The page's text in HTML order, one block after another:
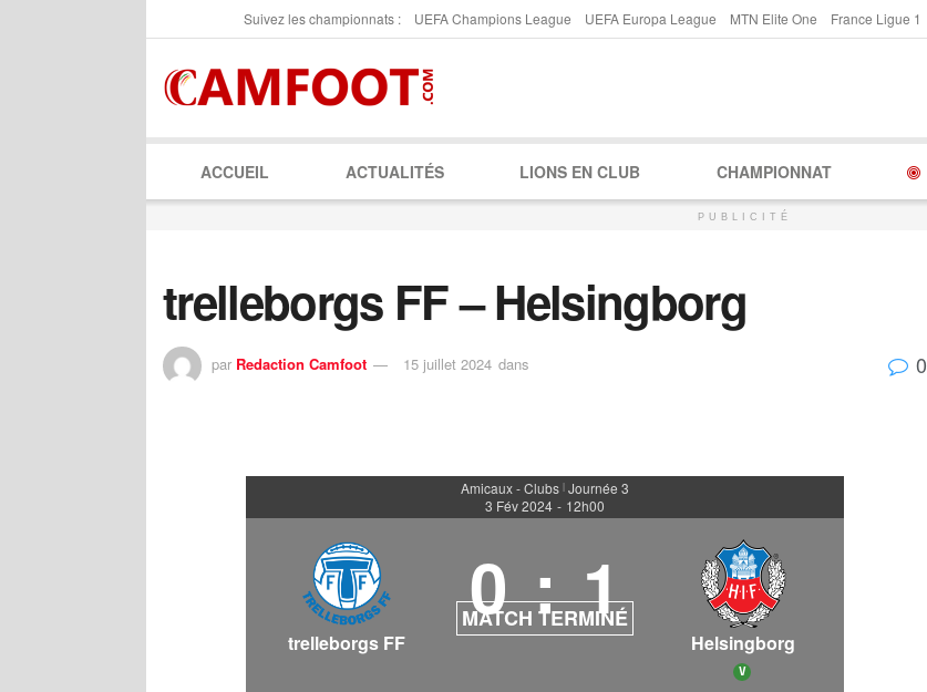
Suivez les championnats : UEFA Champions League UEFA Europa League MTN Elite One France Ligue 1
ACCUEIL ACTUALITÉS LIONS EN CLUB CHAMPIONNAT
PUBLICITÉ
trelleborgs FF – Helsingborg
par Redaction Camfoot 15 juillet 2024 dans 0
Amicaux - Clubs | Journée 3
3 Fév 2024 - 12h00
trelleborgs FF
0 : 1
MATCH TERMINÉ
Helsingborg
V